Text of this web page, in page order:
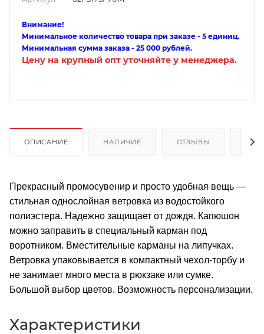
Внимание!
Минимальное количество товара при заказе - 5 единиц.
Минимальная сумма заказа - 25 000 рублей.
Цену на крупный опт уточняйте у менеджера.
ОПИСАНИЕ НАЛИЧИЕ ОТЗЫВЫ
Прекрасный промосувенир и просто удобная вещь —
стильная однослойная ветровка из водостойкого
полиэстера. Надежно защищает от дождя. Капюшон
можно заправить в специальный карман под
воротником. Вместительные карманы на липучках.
Ветровка упаковывается в компактный чехол-торбу и
не занимает много места в рюкзаке или сумке.
Большой выбор цветов. Возможность персонализации.
Характеристики